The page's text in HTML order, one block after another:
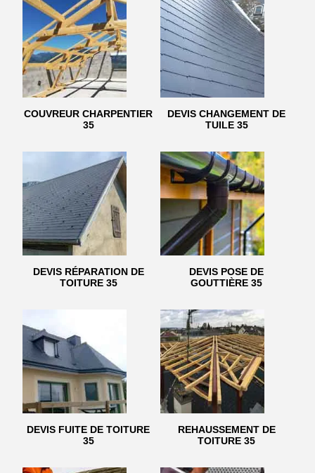
COUVREUR CHARPENTIER
35
DEVIS CHANGEMENT DE
TUILE 35
DEVIS RÉPARATION DE
TOITURE 35
DEVIS POSE DE
GOUTTIÈRE 35
DEVIS FUITE DE TOITURE
35
REHAUSSEMENT DE
TOITURE 35